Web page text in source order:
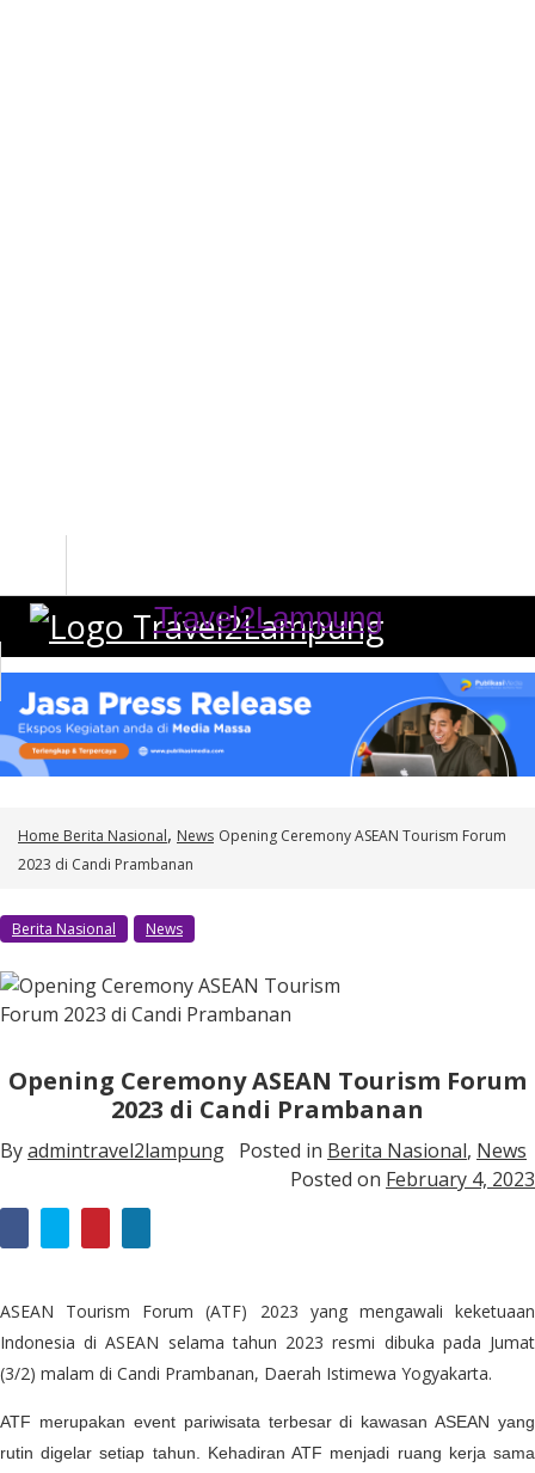
t
n
Travel2Lampung
Home Berita Nasional, News Opening Ceremony ASEAN Tourism Forum
2023 di Candi Prambanan
Berita Nasional News
Opening Ceremony ASEAN Tourism Forum
2023 di Candi Prambanan
Byadmintravel2lampung Posted in Berita Nasional, News
Posted on February 4, 2023
ASEAN Tourism Forum (ATF) 2023 yang mengawali keketuaan
Indonesia di ASEAN selama tahun 2023 resmi dibuka pada Jumat
(3/2) malam di Candi Prambanan, Daerah Istimewa Yogyakarta.
ATF merupakan event pariwisata terbesar di kawasan ASEAN yang
rutin digelar setiap tahun. Kehadiran ATF menjadi ruang kerja sama